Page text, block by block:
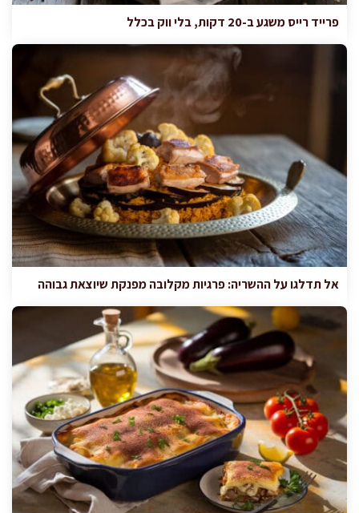
פרייד רייס משגע ב-20 דקות, בלי ווק בכלל
אל תדלגו על ההשריה: פרגיות מקלובה מפנקת שיוצאת גבוהה